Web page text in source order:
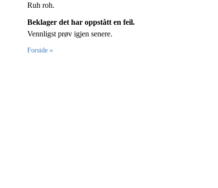
Ruh roh.
Beklager det har oppstått en feil.
Vennligst prøv igjen senere.
Forside »